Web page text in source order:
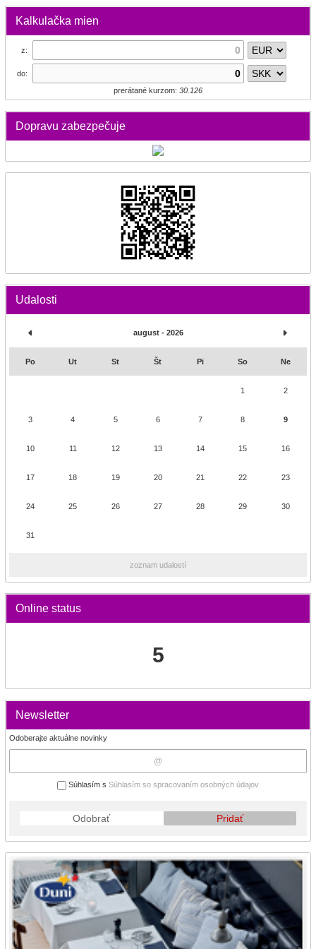
Kalkulačka mien
z:
do:
prerátané kurzom: 30.126
Dopravu zabezpečuje
Udalosti
august - 2026
Po Ut St Št Pi So Ne
1 2
3 4 5 6 7 8 9
10 11 12 13 14 15 16
17 18 19 20 21 22 23
24 25 26 27 28 29 30
31
zoznam udalostí
Online status
5
Newsletter
Odoberajte aktuálne novinky
Súhlasím s Súhlasím so spracovaním osobných údajov
Odobrať Pridať